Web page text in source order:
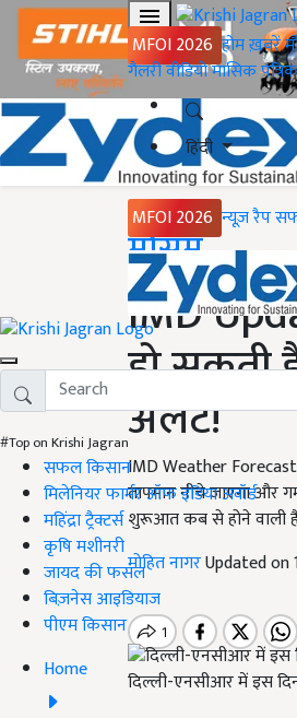
MFOI 2026 होमख़बरें
गैलरीवीडियोमासिक
हिंदी
MFOI 2026 न्यूज़ रैप
#Top on Krishi Jagran
सफल किसान
मिलेनियर फार्मर ऑफ इंडिया अवॉर्ड
महिंद्रा ट्रैक्टर्स
कृषि मशीनरी
जायद की फसल
बिज़नेस आइडियाज
पीएम किसान
Home
Home
मौसम
IMD
हो सकती
अलर्ट!
IMD Weather
तापमान नीचे जाएगा और
शुरूआत कब से होने वाली
मोहित नागरUpdated on
दिल्ली-एनसीआर में इस